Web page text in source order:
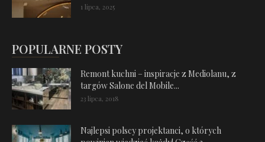
1 lipca, 2025
POPULARNE POSTY
Remont kuchni – inspiracje z Mediolanu, z
targów Salone del Mobile...
23 lipca, 2018
Najlepsi polscy projektanci, o których